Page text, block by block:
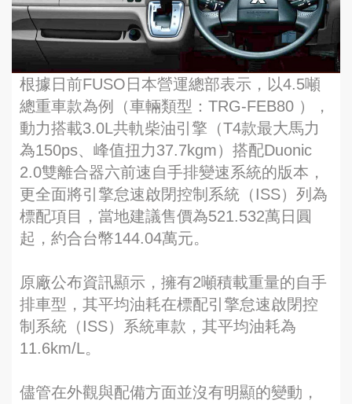
根據日前FUSO日本營運總部表示，以4.5噸
總重車款為例（車輛類型：TRG-FEB80 ），
動力搭載3.0L共軌柴油引擎（T4款最大馬力
為150ps、峰值扭力37.7kgm）搭配Duonic
2.0雙離合器六前速自手排變速系統的版本，
更全面將引擎怠速啟閉控制系統（ISS）列為
標配項目，當地建議售價為521.532萬日圓
起，約合台幣144.04萬元。
原廠公布資訊顯示，擁有2噸積載重量的自手
排車型，其平均油耗在標配引擎怠速啟閉控
制系統（ISS）系統車款，其平均油耗為
11.6km/L。
儘管在外觀與配備方面並沒有明顯的變動，